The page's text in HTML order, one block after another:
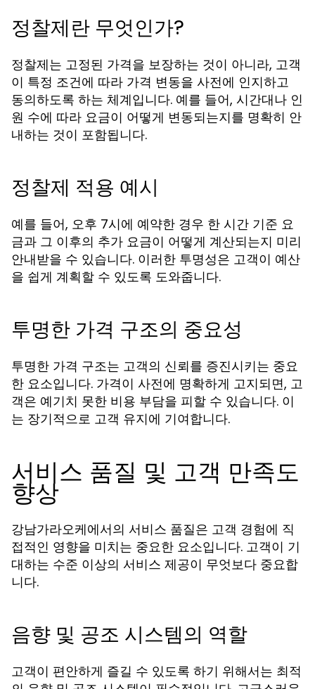
정찰제란 무엇인가?
정찰제는 고정된 가격을 보장하는 것이 아니라, 고객
이 특정 조건에 따라 가격 변동을 사전에 인지하고
동의하도록 하는 체계입니다. 예를 들어, 시간대나 인
원 수에 따라 요금이 어떻게 변동되는지를 명확히 안
내하는 것이 포함됩니다.
정찰제 적용 예시
예를 들어, 오후 7시에 예약한 경우 한 시간 기준 요
금과 그 이후의 추가 요금이 어떻게 계산되는지 미리
안내받을 수 있습니다. 이러한 투명성은 고객이 예산
을 쉽게 계획할 수 있도록 도와줍니다.
투명한 가격 구조의 중요성
투명한 가격 구조는 고객의 신뢰를 증진시키는 중요
한 요소입니다. 가격이 사전에 명확하게 고지되면, 고
객은 예기치 못한 비용 부담을 피할 수 있습니다. 이
는 장기적으로 고객 유지에 기여합니다.
서비스 품질 및 고객 만족도
향상
강남가라오케에서의 서비스 품질은 고객 경험에 직
접적인 영향을 미치는 중요한 요소입니다. 고객이 기
대하는 수준 이상의 서비스 제공이 무엇보다 중요합
니다.
음향 및 공조 시스템의 역할
고객이 편안하게 즐길 수 있도록 하기 위해서는 최적